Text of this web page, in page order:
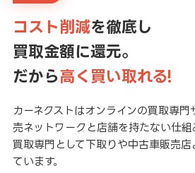
コスト削減を徹底し
買取金額に還元。
だから高く買い取れる!
カーネクストはオンラインの買取専門
売ネットワークと店舗を持たない仕組
買取専門として下取りや中古車販売
ています。